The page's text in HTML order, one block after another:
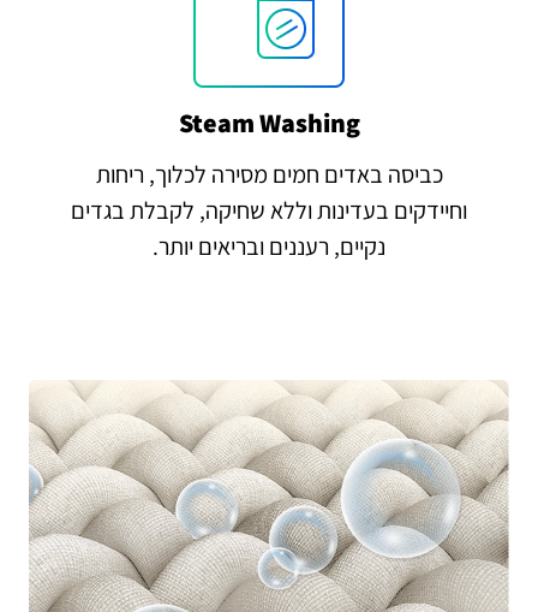
Steam Washing
כביסה באדים חמים מסירה לכלוך, ריחות
וחיידקים בעדינות וללא שחיקה, לקבלת בגדים
נקיים, רעננים ובריאים יותר.